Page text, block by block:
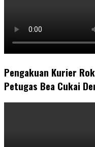
Pengakuan Kurier
Petugas Bea Cukai